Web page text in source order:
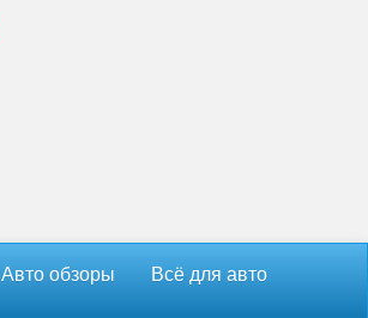
Авто обзоры Всё для авто